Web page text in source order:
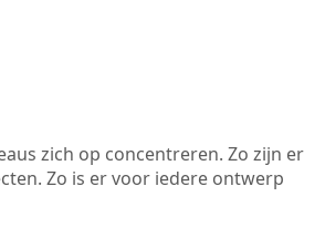
zich op concentreren. Zo zijn er
Zo is er voor iedere ontwerp